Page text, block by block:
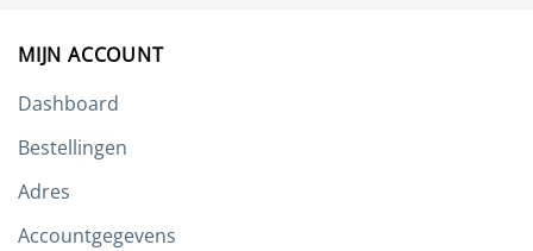
MIJN ACCOUNT
Dashboard
Bestellingen
Adres
Accountgegevens